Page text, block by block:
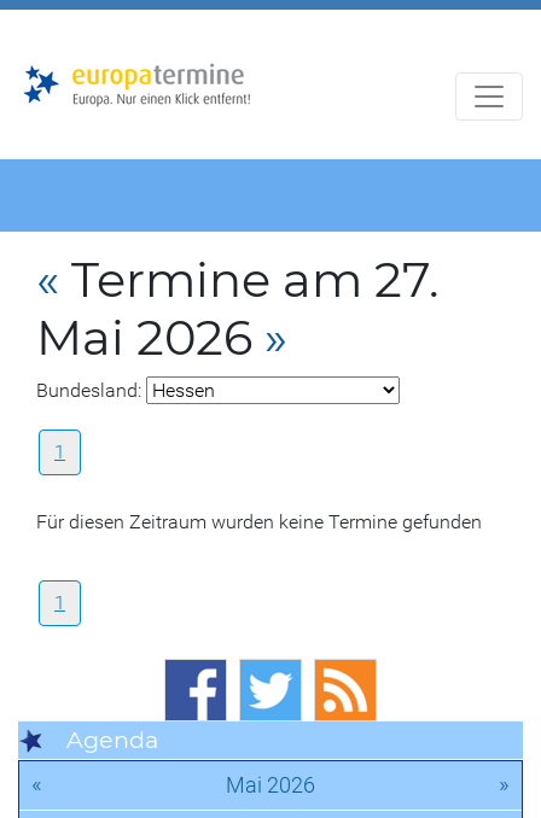
« Termine am 27.
Mai 2026 »
Bundesland:
1
Für diesen Zeitraum wurden keine Termine gefunden
1
Agenda
« Mai 2026 »